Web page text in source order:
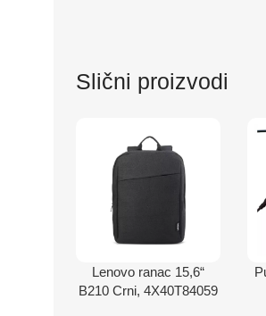
Slični proizvodi
Lenovo ranac 15,6“
B210 Crni, 4X40T84059